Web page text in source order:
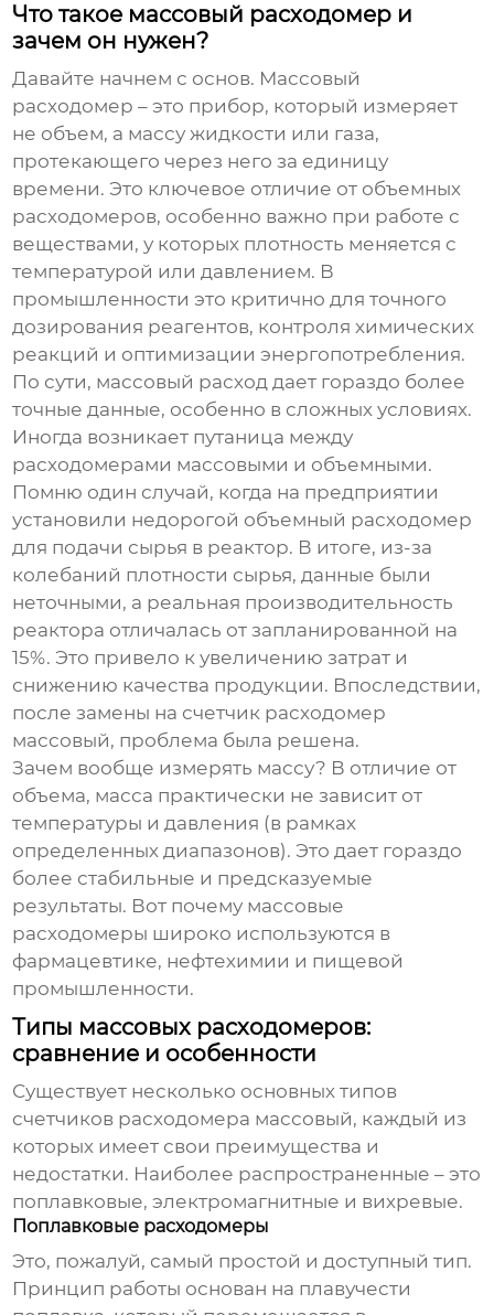
Что такое массовый расходомер и
зачем он нужен?
Давайте начнем с основ. Массовый
расходомер – это прибор, который измеряет
не объем, а массу жидкости или газа,
протекающего через него за единицу
времени. Это ключевое отличие от объемных
расходомеров, особенно важно при работе с
веществами, у которых плотность меняется с
температурой или давлением. В
промышленности это критично для точного
дозирования реагентов, контроля химических
реакций и оптимизации энергопотребления.
По сути, массовый расход дает гораздо более
точные данные, особенно в сложных условиях.
Иногда возникает путаница между
расходомерами массовыми и объемными.
Помню один случай, когда на предприятии
установили недорогой объемный расходомер
для подачи сырья в реактор. В итоге, из-за
колебаний плотности сырья, данные были
неточными, а реальная производительность
реактора отличалась от запланированной на
15%. Это привело к увеличению затрат и
снижению качества продукции. Впоследствии,
после замены на счетчик расходомер
массовый, проблема была решена.
Зачем вообще измерять массу? В отличие от
объема, масса практически не зависит от
температуры и давления (в рамках
определенных диапазонов). Это дает гораздо
более стабильные и предсказуемые
результаты. Вот почему массовые
расходомеры широко используются в
фармацевтике, нефтехимии и пищевой
промышленности.
Типы массовых расходомеров:
сравнение и особенности
Существует несколько основных типов
счетчиков расходомера массовый, каждый из
которых имеет свои преимущества и
недостатки. Наиболее распространенные – это
поплавковые, электромагнитные и вихревые.
Поплавковые расходомеры
Это, пожалуй, самый простой и доступный тип.
Принцип работы основан на плавучести